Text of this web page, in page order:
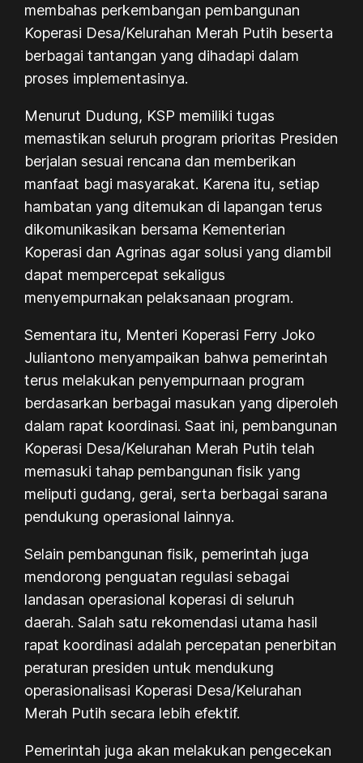
membahas perkembangan pembangunan
Koperasi Desa/Kelurahan Merah Putih beserta
berbagai tantangan yang dihadapi dalam
proses implementasinya.
Menurut Dudung, KSP memiliki tugas
memastikan seluruh program prioritas Presiden
berjalan sesuai rencana dan memberikan
manfaat bagi masyarakat. Karena itu, setiap
hambatan yang ditemukan di lapangan terus
dikomunikasikan bersama Kementerian
Koperasi dan Agrinas agar solusi yang diambil
dapat mempercepat sekaligus
menyempurnakan pelaksanaan program.
Sementara itu, Menteri Koperasi Ferry Joko
Juliantono menyampaikan bahwa pemerintah
terus melakukan penyempurnaan program
berdasarkan berbagai masukan yang diperoleh
dalam rapat koordinasi. Saat ini, pembangunan
Koperasi Desa/Kelurahan Merah Putih telah
memasuki tahap pembangunan fisik yang
meliputi gudang, gerai, serta berbagai sarana
pendukung operasional lainnya.
Selain pembangunan fisik, pemerintah juga
mendorong penguatan regulasi sebagai
landasan operasional koperasi di seluruh
daerah. Salah satu rekomendasi utama hasil
rapat koordinasi adalah percepatan penerbitan
peraturan presiden untuk mendukung
operasionalisasi Koperasi Desa/Kelurahan
Merah Putih secara lebih efektif.
Pemerintah juga akan melakukan pengecekan